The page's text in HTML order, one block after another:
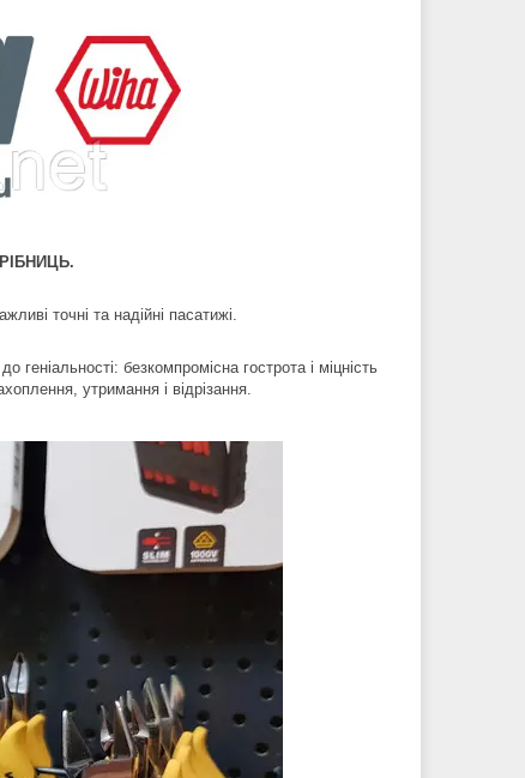
точні та надійні пасатижі.
геніальності: безкомпромісна гострота і міцність
утримання і відрізання.